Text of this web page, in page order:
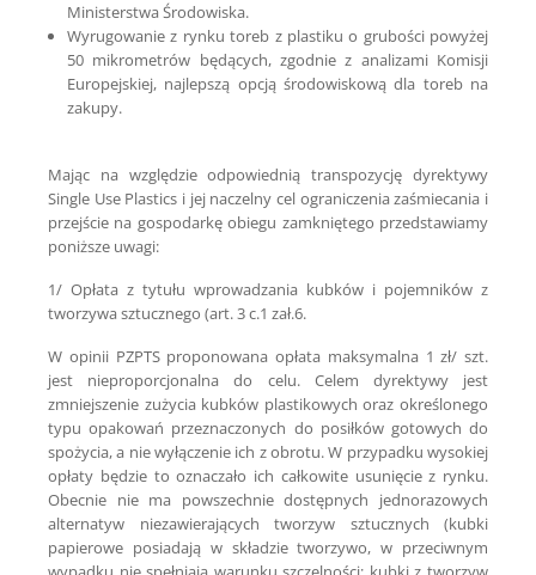
Ministerstwa Środowiska.
Wyrugowanie z rynku toreb z plastiku o grubości powyżej
50 mikrometrów będących, zgodnie z analizami Komisji
Europejskiej, najlepszą opcją środowiskową dla toreb na
zakupy.
Mając na względzie odpowiednią transpozycję dyrektywy
Single Use Plastics i jej naczelny cel ograniczenia zaśmiecania i
przejście na gospodarkę obiegu zamkniętego przedstawiamy
poniższe uwagi:
1/ Opłata z tytułu wprowadzania kubków i pojemników z
tworzywa sztucznego (art. 3 c.1 zał.6.
W opinii PZPTS proponowana opłata maksymalna 1 zł/ szt.
jest nieproporcjonalna do celu. Celem dyrektywy jest
zmniejszenie zużycia kubków plastikowych oraz określonego
typu opakowań przeznaczonych do posiłków gotowych do
spożycia, a nie wyłączenie ich z obrotu. W przypadku wysokiej
opłaty będzie to oznaczało ich całkowite usunięcie z rynku.
Obecnie nie ma powszechnie dostępnych jednorazowych
alternatyw niezawierających tworzyw sztucznych (kubki
papierowe posiadają w składzie tworzywo, w przeciwnym